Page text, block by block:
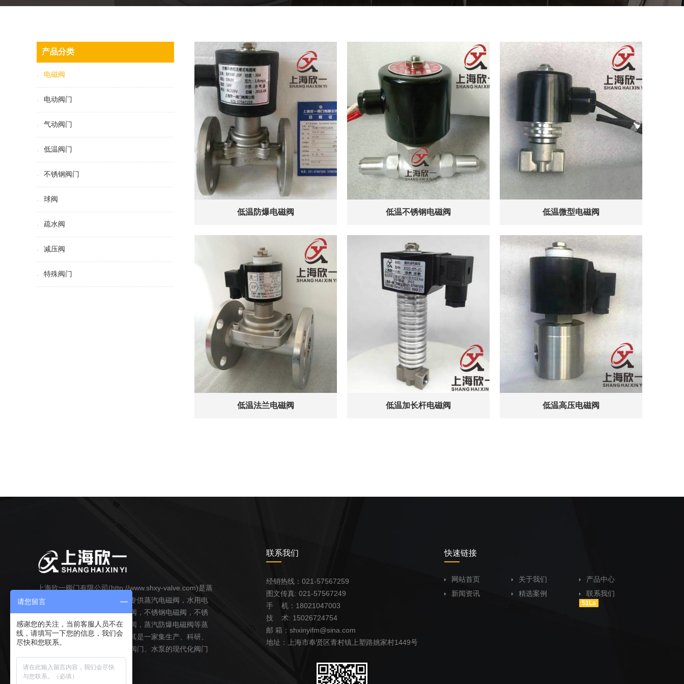
产品分类
电磁阀
电动阀门
气动阀门
低温阀门
不锈钢阀门
球阀
疏水阀
减压阀
特殊阀门
低温防爆电磁阀 低温不锈钢电磁阀 低温微型电磁阀
低温法兰电磁阀 低温加长杆电磁阀 低温高压电磁阀
上海欣一阀门有限公司(http://www.shxy-valve.com)是蒸
汽电磁阀及水用电磁阀厂家，专供蒸汽电磁阀，水用电
磁阀，高压电磁阀，高温电磁阀，不锈钢电磁阀，不锈
钢蒸汽电磁阀，水用高压电磁阀，蒸汽防爆电磁阀等蒸
汽电磁阀，水用电磁阀系列，其是一家集生产、科研、
开发和销售为一体，主要经营阀门、水泵的现代化阀门
联系我们
经销热线：021-57567259
图文传真: 021-57567249
手 机：18021047003
技 术: 15026724754
邮 箱： shxinyifm@sina.com
地址：
上海市奉贤区青村镇上塑路姚家村1449号
快速链接
网站首页 关于我们
产品中心
新闻资讯
精选案例 联系我们
51La
请您留言
感谢您的关注，当前客服人员不在
线，请填写一下您的信息，我们会
尽快和您联系。